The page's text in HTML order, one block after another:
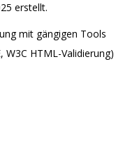
erstellt.
mit gängigen Tools
W3C HTML-Validierung)